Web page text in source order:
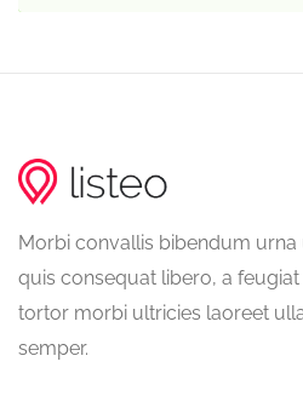
Morbi convallis bibendum urna
quis consequat libero, a
tortor morbi ultricies laoreet
semper.